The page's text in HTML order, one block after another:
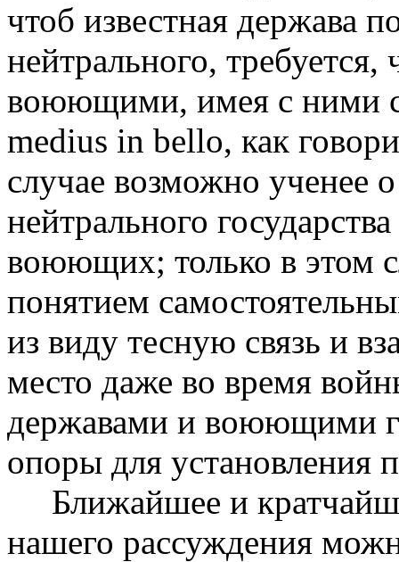
чтоб известная держава
нейтрального, требуется,
воюющими, имея с ними
medius in bello, как
случае возможно ученее
нейтрального
воюющих; только в этом
понятием
из виду тесную связь и
место даже во время
державами и воюющими
опоры для установления
Ближайшее и
нашего рассуждения